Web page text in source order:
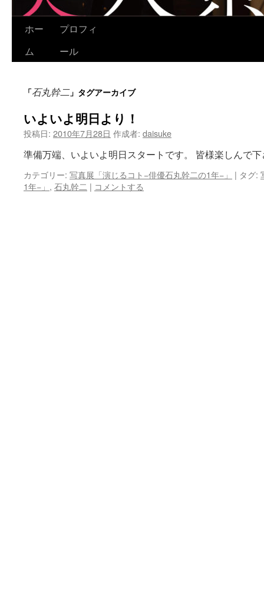
コ
ツ
へ
キ
ホー
ム
プロフィ
ール
「石丸幹二」タグアーカイブ
いよいよ明日より！
投稿日: 2010年7月28日 作成者: daisuke
準備万端、いよいよ明日スタートです。 皆様楽しんで
カテゴリー: 写真展「演じるコト−俳優石丸幹二の1年−」 | タグ:
1年−」 , 石丸幹二 | コメントする